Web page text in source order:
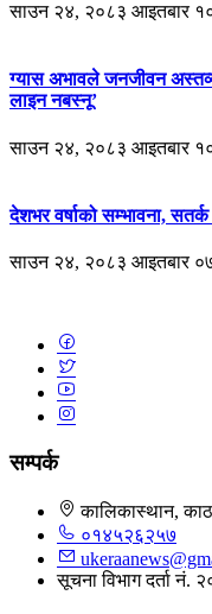
साउन २४, २०८३ आइतबार
ग्यास अभावले जनजीवन
लाइन नबस्नू’
साउन २४, २०८३ आइतबार
देशभर वर्षाको सम्भावना,
साउन २४, २०८३ आइतबार
सम्पर्क
कालिकास्थान,
०१४५२६२५७
सूचना विभाग दर्ता नं.